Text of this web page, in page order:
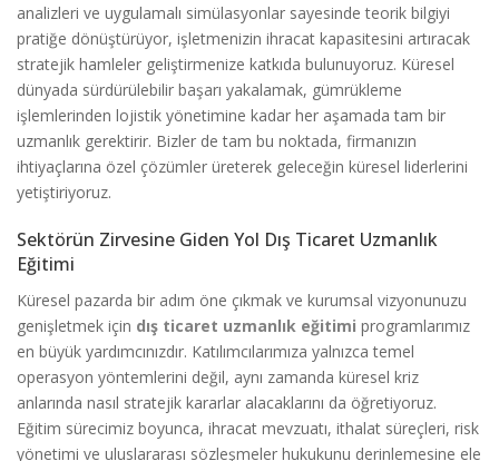
analizleri ve uygulamalı simülasyonlar sayesinde teorik bilgiyi
pratiğe dönüştürüyor, işletmenizin ihracat kapasitesini artıracak
stratejik hamleler geliştirmenize katkıda bulunuyoruz. Küresel
dünyada sürdürülebilir başarı yakalamak, gümrükleme
işlemlerinden lojistik yönetimine kadar her aşamada tam bir
uzmanlık gerektirir. Bizler de tam bu noktada, firmanızın
ihtiyaçlarına özel çözümler üreterek geleceğin küresel liderlerini
yetiştiriyoruz.
Sektörün Zirvesine Giden Yol Dış Ticaret Uzmanlık
Eğitimi
Küresel pazarda bir adım öne çıkmak ve kurumsal vizyonunuzu
genişletmek için dış ticaret uzmanlık eğitimi programlarımız
en büyük yardımcınızdır. Katılımcılarımıza yalnızca temel
operasyon yöntemlerini değil, aynı zamanda küresel kriz
anlarında nasıl stratejik kararlar alacaklarını da öğretiyoruz.
Eğitim sürecimiz boyunca, ihracat mevzuatı, ithalat süreçleri, risk
yönetimi ve uluslararası sözleşmeler hukukunu derinlemesine ele